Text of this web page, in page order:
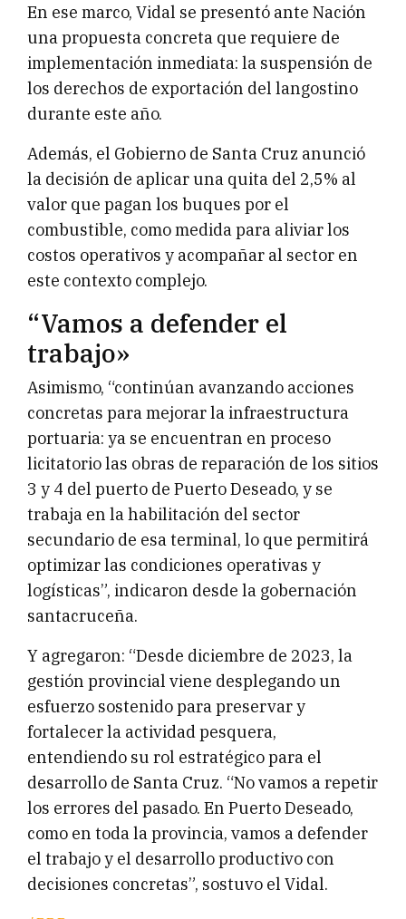
En ese marco, Vidal se presentó ante Nación
una propuesta concreta que requiere de
implementación inmediata: la suspensión de
los derechos de exportación del langostino
durante este año.
Además, el Gobierno de Santa Cruz anunció
la decisión de aplicar una quita del 2,5% al
valor que pagan los buques por el
combustible, como medida para aliviar los
costos operativos y acompañar al sector en
este contexto complejo.
“Vamos a defender el
trabajo»
Asimismo, “continúan avanzando acciones
concretas para mejorar la infraestructura
portuaria: ya se encuentran en proceso
licitatorio las obras de reparación de los sitios
3 y 4 del puerto de Puerto Deseado, y se
trabaja en la habilitación del sector
secundario de esa terminal, lo que permitirá
optimizar las condiciones operativas y
logísticas”, indicaron desde la gobernación
santacruceña.
Y agregaron: “Desde diciembre de 2023, la
gestión provincial viene desplegando un
esfuerzo sostenido para preservar y
fortalecer la actividad pesquera,
entendiendo su rol estratégico para el
desarrollo de Santa Cruz. “No vamos a repetir
los errores del pasado. En Puerto Deseado,
como en toda la provincia, vamos a defender
el trabajo y el desarrollo productivo con
decisiones concretas”, sostuvo el Vidal.